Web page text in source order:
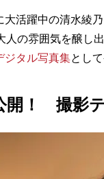
活躍中の清水綾乃
人の雰囲気を醸し
ジタル写真集として
開！ 撮影